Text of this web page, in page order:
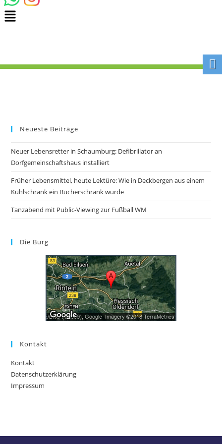
Neueste Beiträge
Neuer Lebensretter in Schaumburg: Defibrillator an
Dorfgemeinschaftshaus installiert
Früher Lebensmittel, heute Lektüre: Wie in Deckbergen aus einem
Kühlschrank ein Bücherschrank wurde
Tanzabend mit Public-Viewing zur Fußball WM
Die Burg
Kontakt
Kontakt
Datenschutzerklärung
Impressum